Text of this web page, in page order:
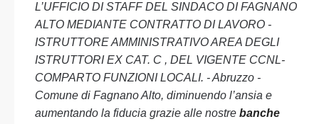
L’UFFICIO DI STAFF DEL SINDACO DI FAGNANO
ALTO MEDIANTE CONTRATTO DI LAVORO -
ISTRUTTORE AMMINISTRATIVO AREA DEGLI
ISTRUTTORI EX CAT. C , DEL VIGENTE CCNL-
COMPARTO FUNZIONI LOCALI. - Abruzzo -
Comune di Fagnano Alto, diminuendo l’ansia e
aumentando la fiducia grazie alle nostre banche